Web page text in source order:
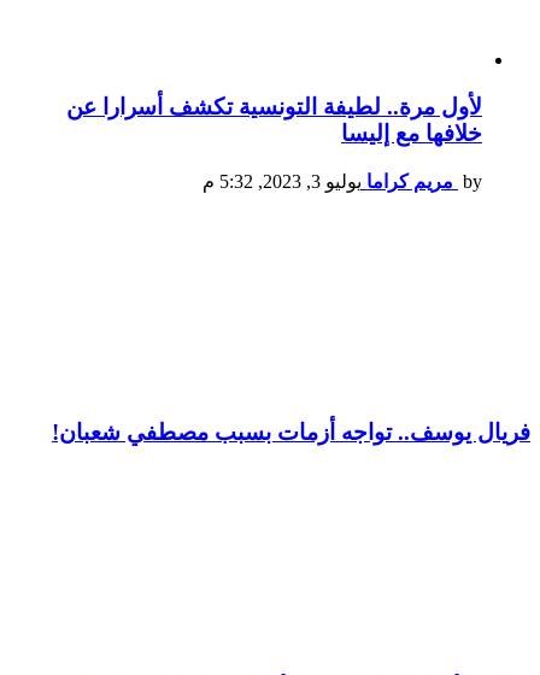
لأول مرة.. لطيفة التونسية تكشف أسرارا عن
خلافها مع إليسا
by مريم كراما يوليو 3, 2023, 5:32 م
فريال يوسف.. تواجه أزمات بسبب مصطفي شعبان!